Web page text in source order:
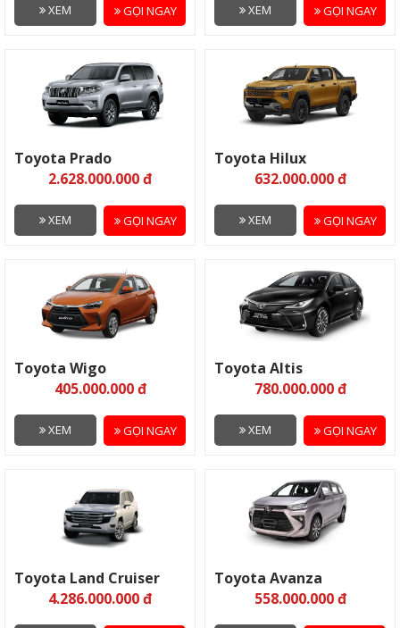
XEM GỌI NGAY XEM GỌI NGAY
Toyota Prado
2.628.000.000 đ
XEM GỌI NGAY
Toyota Hilux
632.000.000 đ
XEM GỌI NGAY
Toyota Wigo
405.000.000 đ
XEM GỌI NGAY
Toyota Altis
780.000.000 đ
XEM GỌI NGAY
Toyota Land Cruiser
4.286.000.000 đ
Toyota Avanza
558.000.000 đ